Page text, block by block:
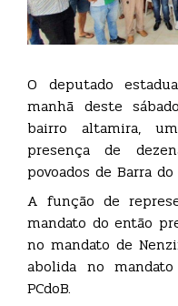
O deputado
manhã deste
bairro altamira,
presença de
povoados de Barra do
A função de
mandato do então
no mandato de
abolida no
PCdoB.